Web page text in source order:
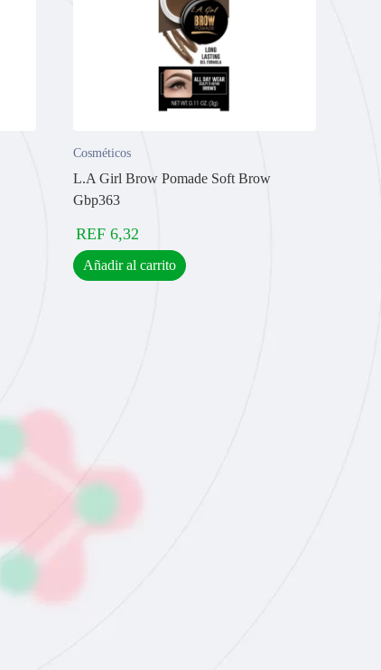
Cosméticos
L.A Girl Brow Pomade Soft Brow
Gbp363
REF 6,32
Añadir al carrito